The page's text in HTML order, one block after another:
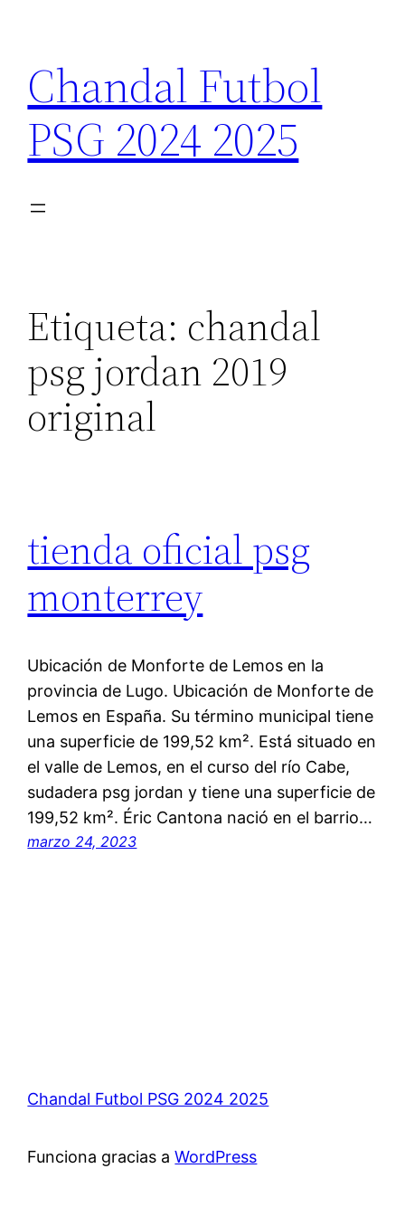
contenido
Chandal Futbol
PSG 2024 2025
Etiqueta: chandal
psg jordan 2019
original
tienda oficial psg
monterrey
Ubicación de Monforte de Lemos en la
provincia de Lugo. Ubicación de Monforte de
Lemos en España. Su término municipal tiene
una superficie de 199,52 km². Está situado en
el valle de Lemos, en el curso del río Cabe,
sudadera psg jordan y tiene una superficie de
199,52 km². Éric Cantona nació en el barrio…
marzo 24, 2023
Chandal Futbol PSG 2024 2025
Funciona gracias aWordPress